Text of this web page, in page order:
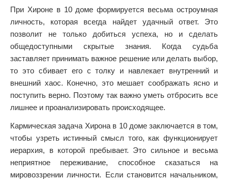
При Хироне в 10 доме формируется весьма остроумная
личность, которая всегда найдет удачный ответ. Это
позволит не только добиться успеха, но и сделать
общедоступными скрытые знания. Когда судьба
заставляет принимать важное решение или делать выбор,
то это сбивает его с толку и навлекает внутренний и
внешний хаос. Конечно, это мешает соображать ясно и
поступить верно. Поэтому так важно уметь отбросить все
лишнее и проанализировать происходящее.
Кармическая задача Хирона в 10 доме заключается в том,
чтобы узреть истинный смысл того, как функционирует
иерархия, в которой пребывает. Это сильное и весьма
неприятное переживание, способное сказаться на
мировоззрении личности. Если становится начальником,